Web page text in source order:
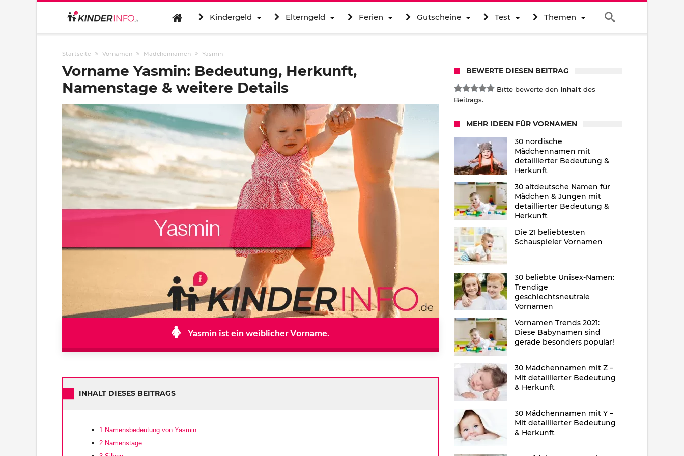
Kindergeld Elterngeld Ferien Gutscheine Test Themen
Startseite Vornamen Mädchennamen Yasmin
Vorname Yasmin: Bedeutung, Herkunft,
Namenstage & weitere Details
Yasmin ist ein weiblicher Vorname.
INHALT DIESES BEITRAGS
1 Namensbedeutung von Yasmin
2 Namenstage
BEWERTE DIESEN BEITRAG
Bitte bewerte den Inhalt des
Beitrags.
MEHR IDEEN FÜR VORNAMEN
30 nordische
Mädchennamen mit
detaillierter Bedeutung &
Herkunft
30 altdeutsche Namen für
Mädchen & Jungen mit
detaillierter Bedeutung &
Herkunft
Die 21 beliebtesten
Schauspieler Vornamen
30 beliebte Unisex-Namen:
Trendige
geschlechtsneutrale
Vornamen
Vornamen Trends 2021:
Diese Babynamen sind
gerade besonders populär!
30 Mädchennamen mit Z –
Mit detaillierter Bedeutung
& Herkunft
30 Mädchennamen mit Y –
Mit detaillierter Bedeutung
& Herkunft